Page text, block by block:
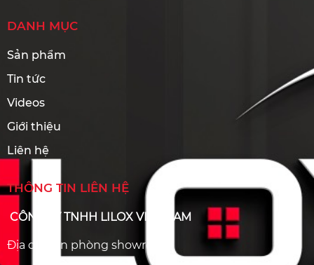
DANH MỤC
Sản phẩm
Tin tức
Videos
Giới thiệu
Liên hệ
THÔNG TIN LIÊN HỆ
CÔNG TY TNHH LILOX VIỆT NAM
Địa chỉ văn phòng showroom